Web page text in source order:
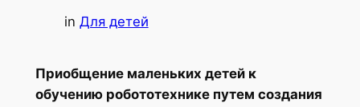
in Для детей
Приобщение маленьких детей к
обучению робототехнике путем создания